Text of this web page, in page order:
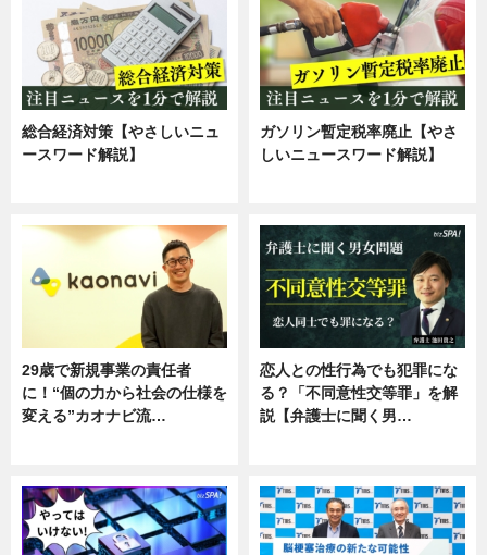
総合経済対策【やさしいニュ
ースワード解説】
ガソリン暫定税率廃止【やさ
しいニュースワード解説】
29歳で新規事業の責任者
に！“個の力から社会の仕様を
変える”カオナビ流…
恋人との性行為でも犯罪にな
る？「不同意性交等罪」を解
説【弁護士に聞く男…